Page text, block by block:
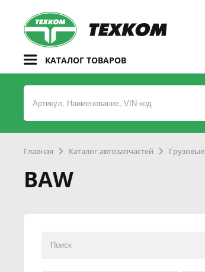
КАТАЛОГ ТОВАРОВ
Главная Каталог автозапчастей Грузовые
BAW